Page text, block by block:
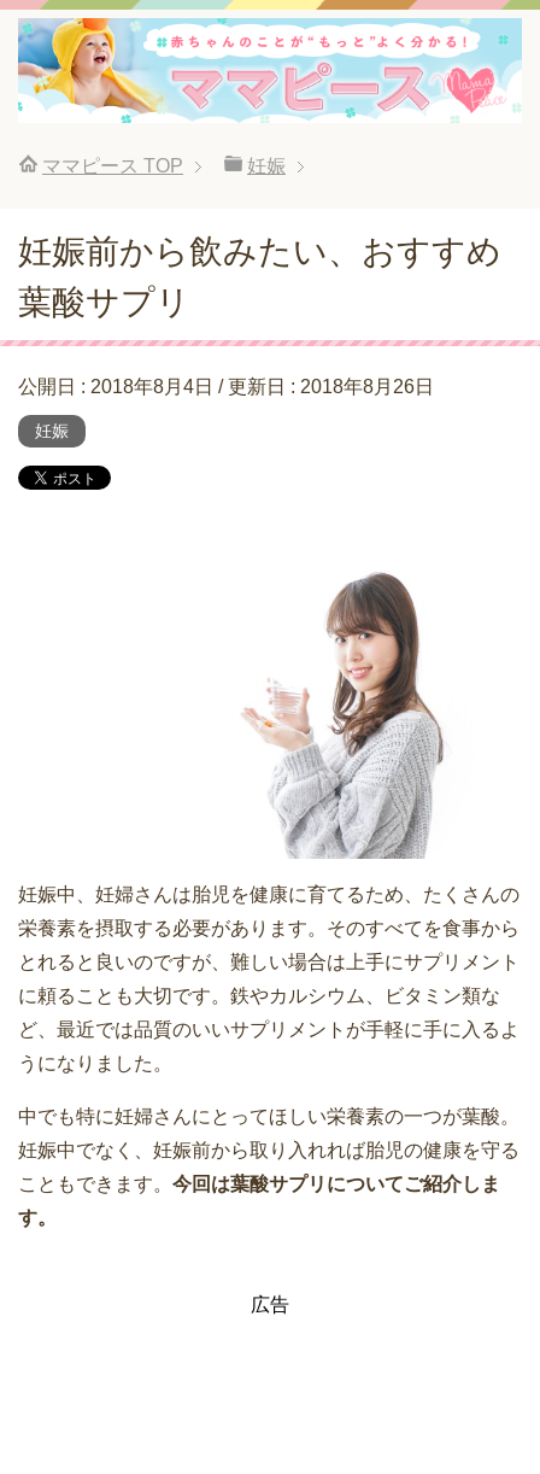
ママピース TOP 妊娠
妊娠前から飲みたい、おすすめ
葉酸サプリ
公開日 : 2018年8月4日 / 更新日 : 2018年8月26日
妊娠
妊娠中、妊婦さんは胎児を健康に育てるため、たくさんの
栄養素を摂取する必要があります。そのすべてを食事から
とれると良いのですが、難しい場合は上手にサプリメント
に頼ることも大切です。鉄やカルシウム、ビタミン類な
ど、最近では品質のいいサプリメントが手軽に手に入るよ
うになりました。
中でも特に妊婦さんにとってほしい栄養素の一つが葉酸。
妊娠中でなく、妊娠前から取り入れれば胎児の健康を守る
こともできます。 今回は葉酸サプリについてご紹介しま
す。
広告